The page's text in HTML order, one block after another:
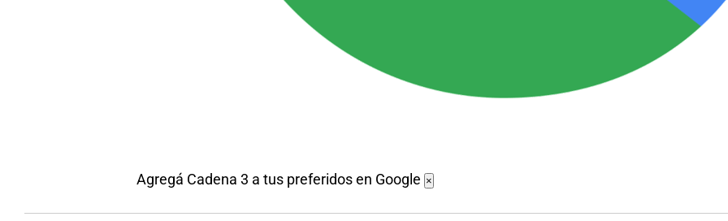
Agregá Cadena 3 a tus preferidos en Google ×